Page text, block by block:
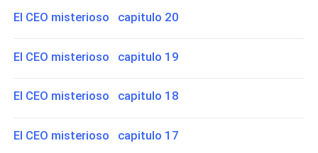
El CEO misterioso capitulo 20
El CEO misterioso capitulo 19
El CEO misterioso capitulo 18
El CEO misterioso capitulo 17